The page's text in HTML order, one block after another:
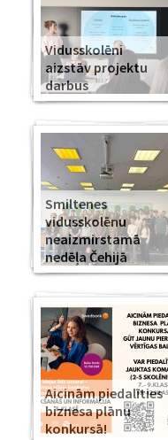
Vidusskolēni
aizstāv projektu
darbus
Smiltenes
vidusskolēnu
neaizmirstamā
nedēļa Čehijā
Aicinām piedalīties
biznesa plānu
konkursā!